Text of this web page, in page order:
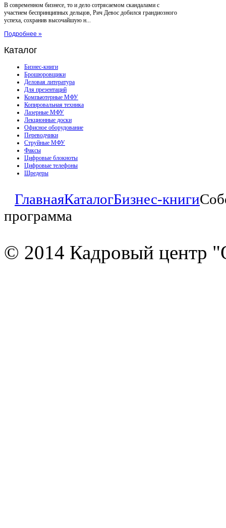
В современном бизнесе, то и дело сотрясаемом скандалами с
участием беспринципных дельцов, Рич Девос добился грандиозного
успеха, сохранив высочайшую н...
Подробнее »
Каталог
Бизнес-книги
Брошюровщики
Деловая литература
Для презентаций
Компьютерные МФУ
Копировальная техника
Лазерные МФУ
Лекционные доски
Офисное оборудование
Переводчики
Струйные МФУ
Факсы
Цифровые блокноты
Цифровые телефоны
Шредеры
ГлавнаяКаталогБизнес-книги
программа
© 2014 Кадровый центр